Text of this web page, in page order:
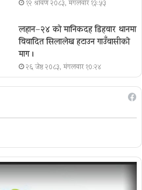
१२ श्रावण २०८३, मंगलवार १३:५३
लहान–२४ को मानिकदह डिहवार थानमा
विवादित सिलालेख हटाउन गाउँवासीको
माग ।
२६ जेष्ठ २०८३, मंगलवार १०:२४